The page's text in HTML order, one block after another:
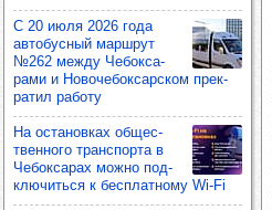
С 20 июля 2026 года
авто­бус­ный мар­шрут
№262 между Чебок­са­
рами и Ново­че­бок­сар­ском прек­
ра­тил работу
На оста­нов­ках общес­
твен­ного тран­спорта в
Чебок­са­рах можно под­
клю­читься к бес­плат­ному Wi-Fi